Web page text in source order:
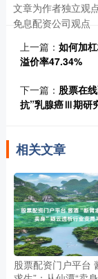
文章为作者独立观
免息配资公司观点
上一篇： 如何加
溢价率47.34%
下一篇： 股票在
抗”乳腺癌Ⅲ期研
相关文章
股票配资门户平台